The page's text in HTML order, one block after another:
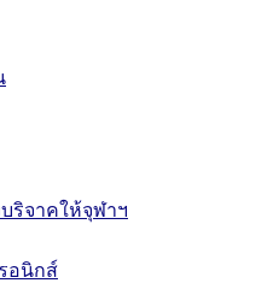
ริจาคให้จุฬาฯ
อนิกส์